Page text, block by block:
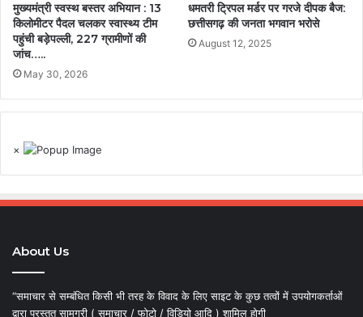
मुख्यमंत्री स्वस्थ बस्तर अभियान : 13
किलोमीटर पैदल चलकर स्वास्थ्य टीम
पहुंची बड़ेपल्ली, 227 ग्रामीणों की
जांच…..
May 30, 2026
धमतरी ट्रिपल मर्डर पर गरजे दीपक बैज:
छत्तीसगढ़ की जनता भगवान भरोसे
August 12, 2025
×
About Us
“समाचार से सम्बंधित किसी भी तरह के विवाद के लिए साइट के कुछ तत्वों में उपयोगकर्ताओं
द्वारा प्रस्तुत सामग्री ( समाचार / फोटो / विडियो आदि ) शामिल होगी